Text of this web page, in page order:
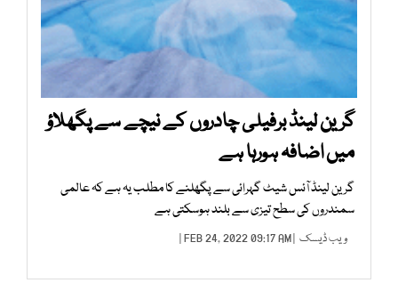
گرین لینڈ برفیلی چادروں کے نیچے سے پگھلاؤ
میں اضافہ ہورہا ہے
گرین لینڈ آئس شیٹ گہرائی سے پگھلنے کا مطلب یہ ہے کہ عالمی
سمندروں کی سطح تیزی سے بلند ہوسکتی ہے
ویب ڈیسک | FEB 24, 2022 09:17 AM |